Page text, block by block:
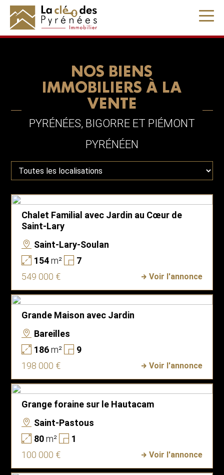
NOS BIENS
IMMOBILIERS À LA
VENTE
PYRÉNÉES, BIGORRE ET PIÉMONT
PYRÉNÉEN
Chalet Familial avec Jardin au Cœur de
Saint-Lary
Saint-Lary-Soulan
154m²
7
549 000 €
Voir l'annonce
Grande Maison avec Jardin
Bareilles
186m²
9
198 000 €
Voir l'annonce
Grange foraine sur le Hautacam
Saint-Pastous
80m²
1
100 000 €
Voir l'annonce